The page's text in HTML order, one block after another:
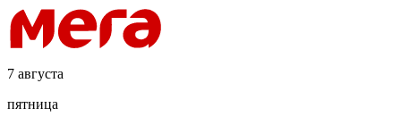
7 августа
пятница